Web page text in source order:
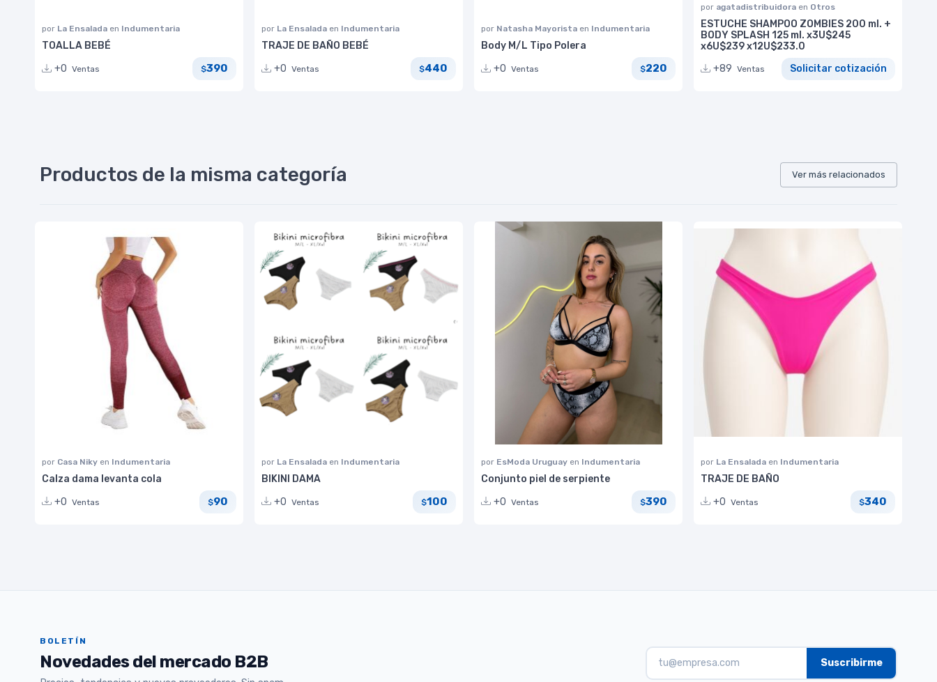
por La Ensalada en Indumentaria
TOALLA BEBÉ
+0 Ventas $390
por La Ensalada en Indumentaria
TRAJE DE BAÑO BEBÉ
+0 Ventas $440
por Natasha Mayorista en Indumentaria
Body M/L Tipo Polera
+0 Ventas $220
por agatadistribuidora en Otros
ESTUCHE SHAMPOO ZOMBIES 200 ml. +
BODY SPLASH 125 ml. x3U$245
x6U$239 x12U$233.0
+89 Ventas Solicitar cotización
Productos de la misma categoría Ver más relacionados
por Casa Niky en Indumentaria
Calza dama levanta cola
+0 Ventas $90
por La Ensalada en Indumentaria
BIKINI DAMA
+0 Ventas $100
por EsModa Uruguay en Indumentaria
Conjunto piel de serpiente
+0 Ventas $390
por La Ensalada en Indumentaria
TRAJE DE BAÑO
+0 Ventas $340
BOLETÍN
Novedades del mercado B2B